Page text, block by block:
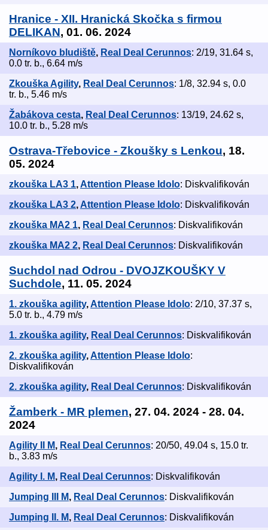
Hranice - XII. Hranická Skočka s firmou
DELIKAN, 01. 06. 2024
Norníkovo bludiště, Real Deal Cerunnos: 2/19, 31.64 s,
0.0 tr. b., 6.64 m/s
Zkouška Agility, Real Deal Cerunnos: 1/8, 32.94 s, 0.0
tr. b., 5.46 m/s
Žabákova cesta, Real Deal Cerunnos: 13/19, 24.62 s,
10.0 tr. b., 5.28 m/s
Ostrava-Třebovice - Zkoušky s Lenkou, 18.
05. 2024
zkouška LA3 1,Attention Please Idolo: Diskvalifikován
zkouška LA3 2, Attention Please Idolo: Diskvalifikován
zkouška MA2 1, Real Deal Cerunnos: Diskvalifikován
zkouška MA2 2, Real Deal Cerunnos: Diskvalifikován
Suchdol nad Odrou - DVOJZKOUŠKY V
Suchdole, 11. 05. 2024
1. zkouška agility,Attention Please Idolo: 2/10, 37.37 s,
5.0 tr. b., 4.79 m/s
1. zkouška agility, Real Deal Cerunnos: Diskvalifikován
2. zkouška agility,Attention Please Idolo:
Diskvalifikován
2. zkouška agility, Real Deal Cerunnos: Diskvalifikován
Žamberk - MR plemen, 27. 04. 2024 - 28. 04.
2024
Agility II M, Real Deal Cerunnos: 20/50, 49.04 s, 15.0 tr.
b., 3.83 m/s
Agility I. M, Real Deal Cerunnos: Diskvalifikován
Jumping III M, Real Deal Cerunnos: Diskvalifikován
Jumping II. M, Real Deal Cerunnos: Diskvalifikován